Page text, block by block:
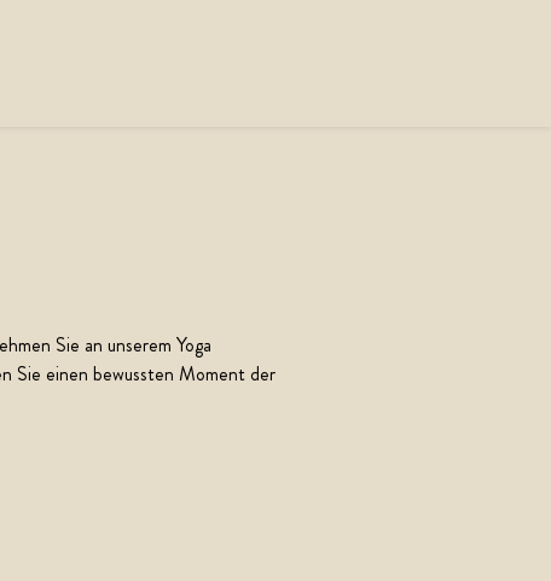
Sie an unserem Yoga
Sie einen bewussten Moment der